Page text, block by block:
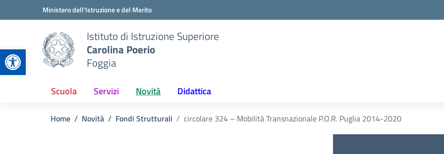
Apri la barra degli strumenti
Vai ai contenuti
Vai al menu di navigazioneMinistero dell'Istruzione e del Merito
Istituto di Istruzione Superiore
Carolina Poerio
Foggia
Scuola Servizi Novità Didattica
Home Novità Fondi Strutturali circolare 324 – Mobilità Transnazionale P.O.R. Puglia 2014-2020